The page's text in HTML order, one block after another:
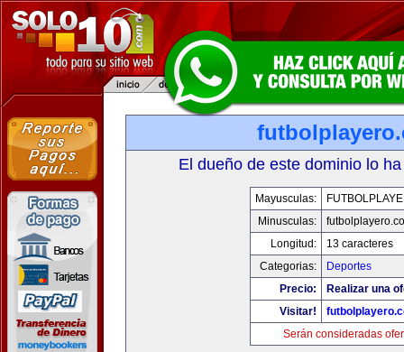
El dueño de este dominio lo
Mayusculas:
Minusculas:
Longitud:
13 caracteres
Categorias:
Deportes
Precio:
Realizar una
Visitar!
Serán consideradas